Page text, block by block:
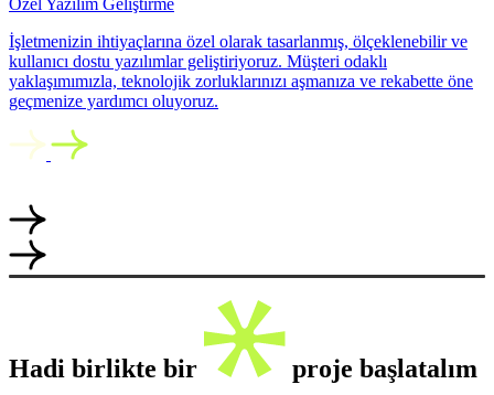
Özel Yazılım Geliştirme
İşletmenizin ihtiyaçlarına özel olarak tasarlanmış, ölçeklenebilir ve
kullanıcı dostu yazılımlar geliştiriyoruz. Müşteri odaklı
yaklaşımımızla, teknolojik zorluklarınızı aşmanıza ve rekabette öne
geçmenize yardımcı oluyoruz.
Hadi birlikte bir proje başlatalım